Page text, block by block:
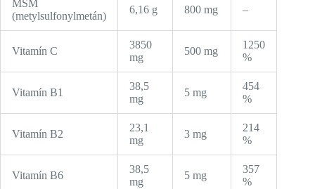
MSM
(metylsulfonylmetán)
6,16 g 800 mg –
Vitamín C
3850
mg
500 mg
1250
%
Vitamín B1
38,5
mg
5 mg
454
%
Vitamín B2
23,1
mg
3 mg
214
%
Vitamín B6
38,5
mg
5 mg
357
%